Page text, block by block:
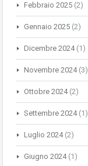
Febbraio 2025 (2)
Gennaio 2025 (2)
Dicembre 2024(1)
Novembre 2024(3)
Ottobre 2024(2)
Settembre 2024(1)
Luglio 2024(2)
Giugno 2024(1)